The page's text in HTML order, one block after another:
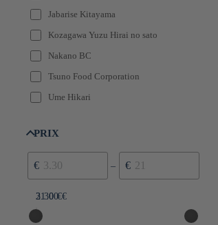
Jabarise Kitayama
Kozagawa Yuzu Hirai no sato
Nakano BC
Tsuno Food Corporation
Ume Hikari
PRIX
€ – €
3.30 €
21.00 €